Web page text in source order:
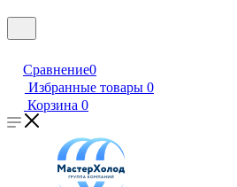
Сравнение0
Избранные товары 0
Корзина 0